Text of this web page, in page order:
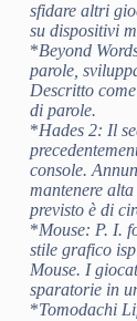
sfidare altri
su dispositivi
*Beyond
parole,
Descritto
di parole.
*Hades 2: Il
console.
mantenere
previsto è di
*Mouse: P. I.
stile grafico
Mouse. I
sparatorie in
*Tomodachi